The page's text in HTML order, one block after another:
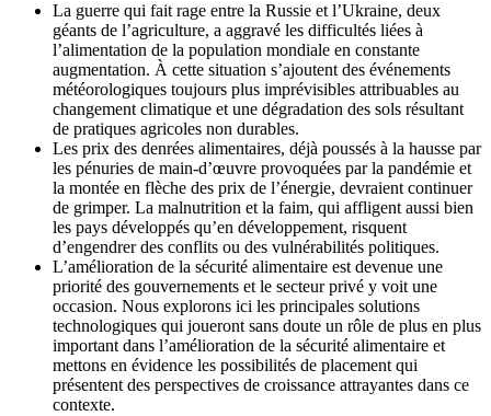
La guerre qui fait rage entre la Russie et l’Ukraine, deux
géants de l’agriculture, a aggravé les difficultés liées à
l’alimentation de la population mondiale en constante
augmentation. À cette situation s’ajoutent des événements
météorologiques toujours plus imprévisibles attribuables au
changement climatique et une dégradation des sols résultant
de pratiques agricoles non durables.
Les prix des denrées alimentaires, déjà poussés à la hausse par
les pénuries de main-d’œuvre provoquées par la pandémie et
la montée en flèche des prix de l’énergie, devraient continuer
de grimper. La malnutrition et la faim, qui affligent aussi bien
les pays développés qu’en développement, risquent
d’engendrer des conflits ou des vulnérabilités politiques.
L’amélioration de la sécurité alimentaire est devenue une
priorité des gouvernements et le secteur privé y voit une
occasion. Nous explorons ici les principales solutions
technologiques qui joueront sans doute un rôle de plus en plus
important dans l’amélioration de la sécurité alimentaire et
mettons en évidence les possibilités de placement qui
présentent des perspectives de croissance attrayantes dans ce
contexte.